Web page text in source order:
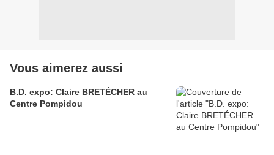
Vous aimerez aussi
B.D. expo: Claire BRETÉCHER au
Centre Pompidou